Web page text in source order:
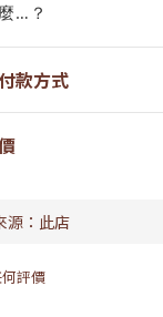
…？
款方式
評價